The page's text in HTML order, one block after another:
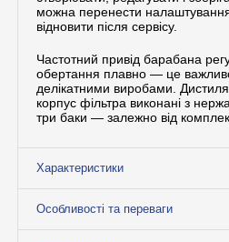
можна перенести
відновити після сервісу.
Частотний привід барабана
обертання плавно — це
делікатними виробами.
корпус фільтра виконані з
три баки — залежно від
Характеристики
Особливості та переваги